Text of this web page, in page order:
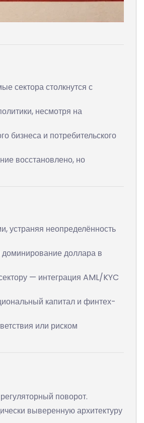
сектора столкнутся с
несмотря на
бизнеса и потребительского
восстановлено, но
устраняя неопределённость
доллара в
— интеграция AML/KYC
капитал и финтех-
или риском
поворот.
выверенную архитектуру